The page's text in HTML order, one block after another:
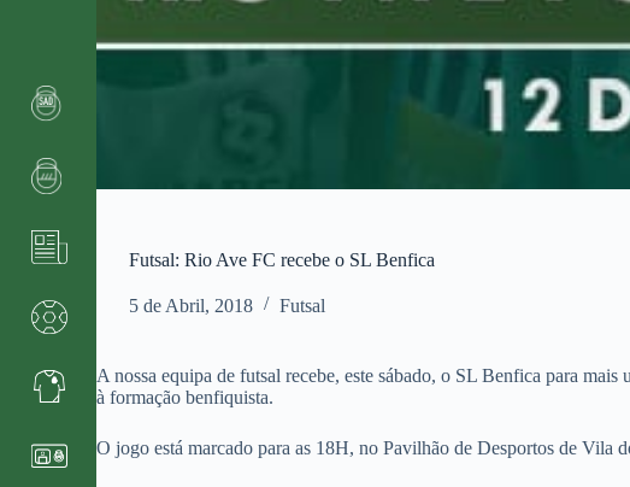
Futsal: Rio Ave FC recebe o SL Benfica
5 de Abril, 2018 Futsal
A nossa equipa de futsal recebe, este sábado, o SL Benfica para
à formação benfiquista.
O jogo está marcado para as 18H, no Pavilhão de Desportos de Vila